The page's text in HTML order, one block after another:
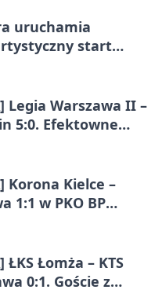
uruchamia
start
Legia Warszawa II –
5:0. Efektowne
Korona Kielce –
1:1 w PKO BP
ŁKS Łomża – KTS
0:1. Goście z